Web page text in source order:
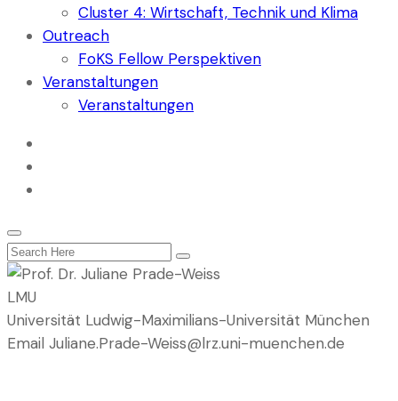
Cluster 4: Wirtschaft, Technik und Klima
Outreach
FoKS Fellow Perspektiven
Veranstaltungen
Veranstaltungen
LMU
Universität Ludwig-Maximilians-Universität München
Email Juliane.Prade-Weiss@lrz.uni-muenchen.de